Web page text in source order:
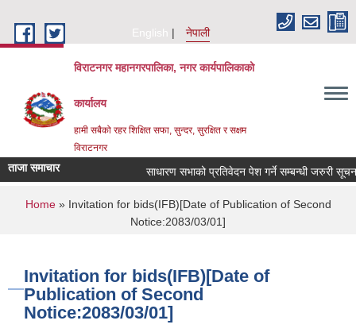
English
नेपाली
विराटनगर महानगरपालिका, नगर कार्यपालिकाको
कार्यालय
हामी सबैको रहर शिक्षित सफा, सुन्दर, सुरक्षित र सक्षम
विराटनगर
ताजा समाचार साधारण सभाको प्रतिवेदन पेश गर्ने सम्बन्धी जरुरी
You are here
Home» Invitation for bids(IFB)[Date of Publication of Second
Notice:2083/03/01]
Invitation for bids(IFB)[Date of
Publication of Second
Notice:2083/03/01]